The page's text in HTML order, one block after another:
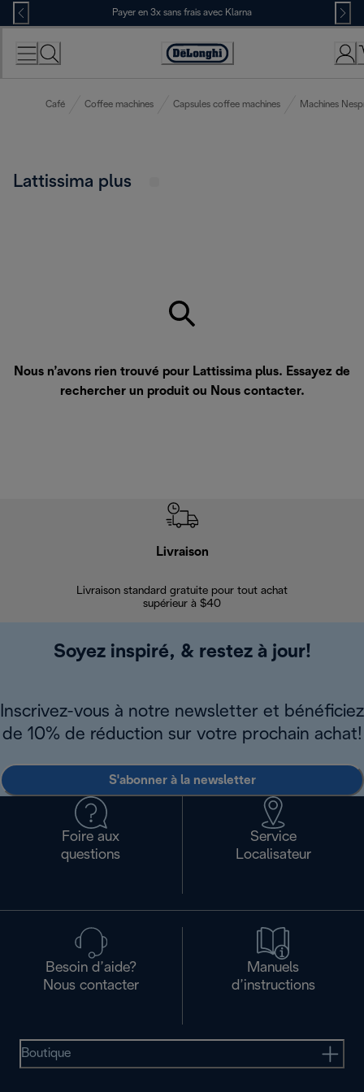
Skip
to
Content
Payer en 3x sans frais avec Klarna
Déclaration
Café Coffee machines Capsules coffee machines Machines
Lattissima plus
Nous n’avons rien trouvé pour Lattissima plus. Essayez de
rechercher un produit ou Nous contacter.
Livraison
Livraison standard gratuite pour tout achat
supérieur à $40
Soyez inspiré, & restez à jour!
Inscrivez-vous à notre newsletter et bénéficiez
de 10% de réduction sur votre prochain achat!
S'abonner à la newsletter
Foire aux
questions
Service
Localisateur
Besoin d’aide?
Nous contacter
Manuels
d’instructions
Boutique